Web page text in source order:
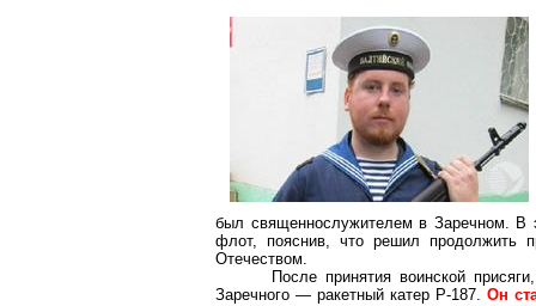
был священнослужителем в Заречном. В
флот, пояснив, что решил продолжить
Отечеством.
После принятия воинской
Заречного — ракетный катер Р-187. Он